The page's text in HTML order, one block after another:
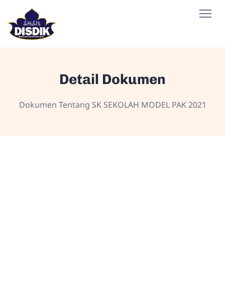
Detail Dokumen
Dokumen Tentang SK SEKOLAH MODEL PAK 2021